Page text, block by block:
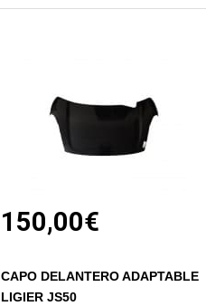
150,00€
CAPO DELANTERO ADAPTABLE
LIGIER JS50